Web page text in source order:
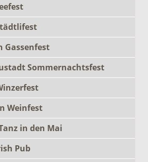
Gassenfest
Sommernachtsfest
Weinfest
in den Mai
Pub